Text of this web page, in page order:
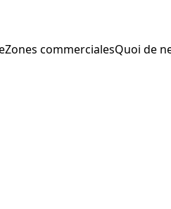
Zones commercialesQuoi de